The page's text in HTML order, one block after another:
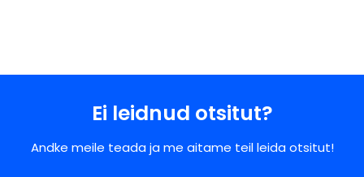
Ei leidnud otsitut?
Andke meile teada ja me aitame teil leida otsitut!